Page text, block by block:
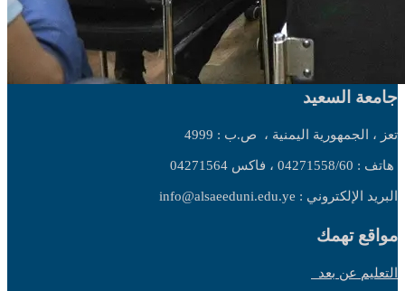
جامعة السعيد
تعز ، الجمهورية اليمنية ، ص.ب : 4999
هاتف : 04271558/60 ، فاكس 04271564
البريد الإلكتروني : info@alsaeeduni.edu.ye
مواقع تهمك
التعليم عن بعد